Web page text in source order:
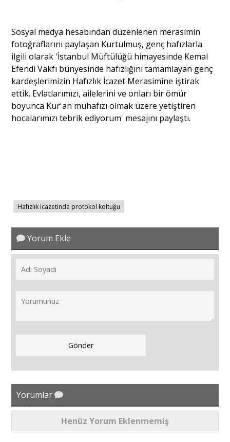
Dosya Haber
Ankara Analiz
Sağlık
Sosyal medya hesabından düzenlenen merasimin
fotoğraflarını paylaşan Kurtulmuş, genç hafızlarla
ilgili olarak 'İstanbul Müftülüğü himayesinde Kemal
Efendi Vakfı bünyesinde hafızlığını tamamlayan genç
kardeşlerimizin Hafızlık İcazet Merasimine iştirak
ettik. Evlatlarımızı, ailelerini ve onları bir ömür
boyunca Kur'an muhafızı olmak üzere yetiştiren
hocalarımızı tebrik ediyorum' mesajını paylaştı.
Hafızlık icazetinde protokol koltuğu
Yorum Ekle
Yorumlar
Henüz Yorum Eklenmemiş